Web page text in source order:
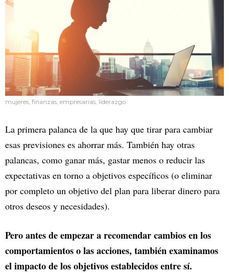
mujeres, finanzas, empresarias, liderazgo
La primera palanca de la que hay que tirar para cambiar
esas previsiones es ahorrar más. También hay otras
palancas, como ganar más, gastar menos o reducir las
expectativas en torno a objetivos específicos (o eliminar
por completo un objetivo del plan para liberar dinero para
otros deseos y necesidades).
Pero antes de empezar a recomendar cambios en los
comportamientos o las acciones, también examinamos
el impacto de los objetivos establecidos entre sí.